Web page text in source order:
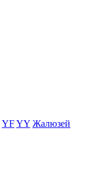
YFYY Жалюзей